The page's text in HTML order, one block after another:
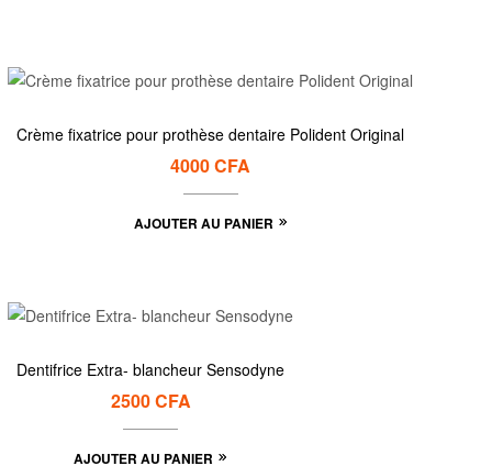
Crème fixatrice pour prothèse dentaire Polident Original
4000CFA
AJOUTER AU PANIER
Dentifrice Extra- blancheur Sensodyne
2500CFA
AJOUTER AU PANIER